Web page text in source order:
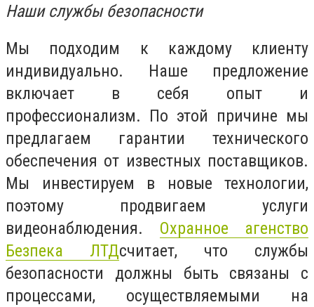
Наши службы безопасности
Мы подходим к каждому клиенту
индивидуально. Наше предложение
включает в себя опыт и
профессионализм. По этой причине мы
предлагаем гарантии технического
обеспечения от известных поставщиков.
Мы инвестируем в новые технологии,
поэтому продвигаем услуги
видеонаблюдения. Охранное агенство
Безпека ЛТДсчитает, что службы
безопасности должны быть связаны с
процессами, осуществляемыми на